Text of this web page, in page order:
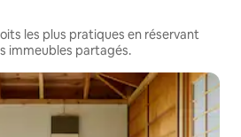
les plus pratiques en réservant
immeubles partagés.